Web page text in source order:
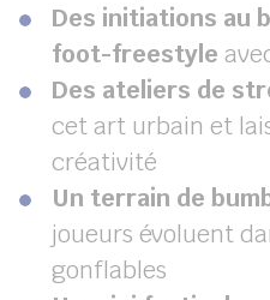
Des initiations au
foot-freestyle
Des ateliers de
cet art urbain et
créativité
Un terrain de
joueurs évoluent
gonflables